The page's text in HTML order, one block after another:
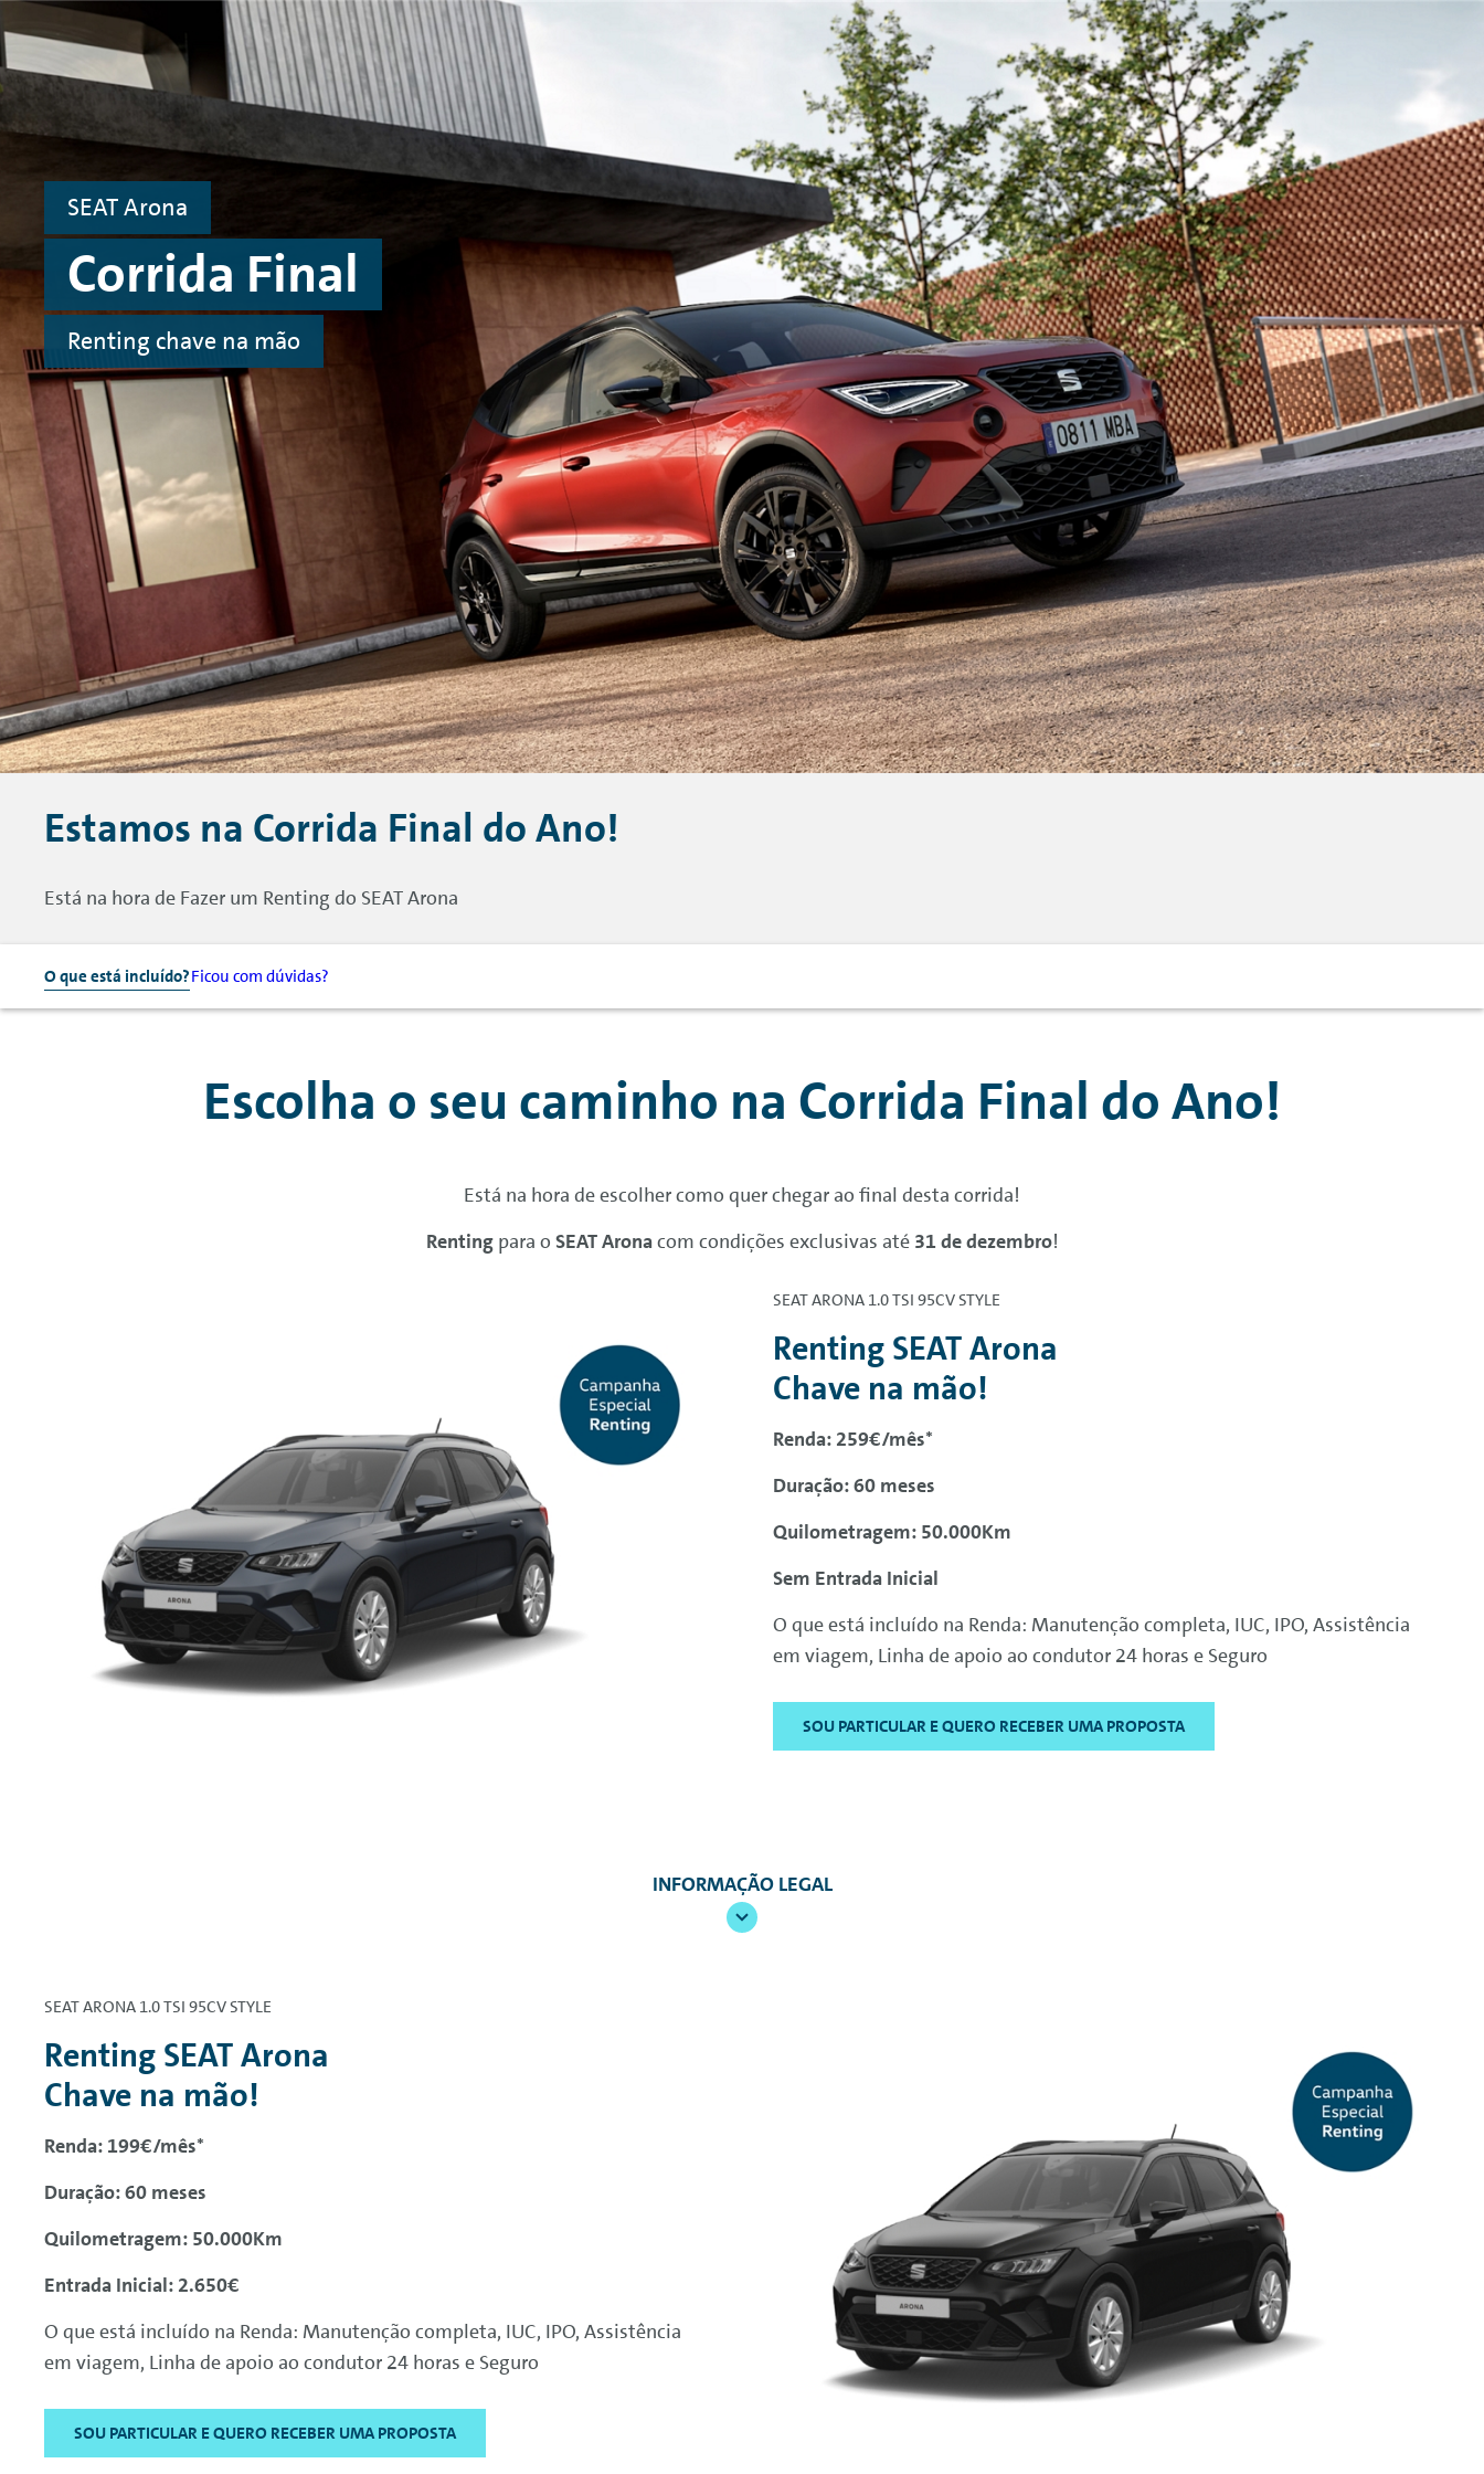
Navegar para conteúdo principal
Navegar para rodapé
SEAT Arona
Corrida Final
Renting chave na mão
Estamos na Corrida Final do Ano!
Está na hora de Fazer um Renting do SEAT Arona
O que está incluído?Ficou com dúvidas?
Escolha o seu caminho na Corrida Final do Ano!
Está na hora de escolher como quer chegar ao final desta corrida!
Rentingpara o SEAT Aronacom condições exclusivas até 31 de dezembro!
SEAT ARONA 1.0 TSI 95CV STYLE
Renting SEAT Arona
Chave na mão!
Renda: 259€/mês*
Duração: 60 meses
Quilometragem: 50.000Km
Sem Entrada Inicial
O que está incluído na Renda: Manutenção completa, IUC, IPO, Assistência
em viagem, Linha de apoio ao condutor 24 horas e Seguro
SOU PARTICULAR E QUERO RECEBER UMA PROPOSTA
INFORMAÇÃO LEGAL
*Campanha em
e 50.000 Kms através da marca registada e licenciada SEAT
Unipessoal, Lda. Inclui manutenção completa, IUC, IPO, assistência em viagem, linha de apoio ao condutor 24 horas, seguro de
avarias e seguro de danos próprios 4% franquia. Serviço de seguros fornecido pelas companhias de seguros a identificar no
processo de contratação. Campanha válida até 31/12/2025. Recomenda-se a leitura prévia das condições contratuais.
Limitado ao stock existente. Imagem não contratual. Campanha limitada ao stock existente. Consumo (l/100km): 5,3 - 6
SEAT ARONA 1.0 TSI 95CV STYLE
Renting SEAT Arona
Chave na mão!
Renda: 199€/mês*
Duração: 60 meses
Quilometragem: 50.000Km
Entrada Inicial: 2.650€
O que está incluído na Renda: Manutenção completa, IUC, IPO, Assistência
em viagem, Linha de apoio ao condutor 24 horas e Seguro
SOU PARTICULAR E QUERO RECEBER UMA PROPOSTA